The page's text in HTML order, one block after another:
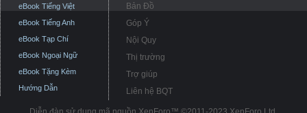
eBook Tiếng Việt
eBook Tiếng Anh
eBook Tạp Chí
eBook Ngoại Ngữ
eBook Tặng Kèm
Hướng Dẫn
Bản Đồ
Góp Ý
Nội Quy
Thị trường
Trợ giúp
Liên hệ BQT